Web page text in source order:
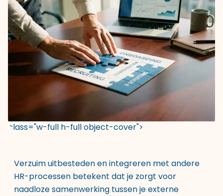
class="w-full h-full object-cover">
Verzuim uitbesteden en integreren met andere
HR-processen betekent dat je zorgt voor
naadloze samenwerking tussen je externe